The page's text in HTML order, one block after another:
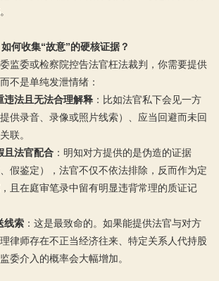
何收集“故意”的硬核证据？
监委或检察院控告法官枉法裁判，你需要提供
不是单纯发泄情绪：
违法且无法合理解释 ：比如法官私下会见一方
供录音、录像或照片线索）、应当回避而未回
联。
且法官配合 ：明知对方提供的是伪造的证据
、假鉴定），法官不仅不依法排除，反而作为定
且在庭审笔录中留有明显违背常理的质证记
线索 ：这是最致命的。如果能提供法官与对方
律师存在不正当经济往来、特定关系人代持股
委介入的概率会大幅增加。